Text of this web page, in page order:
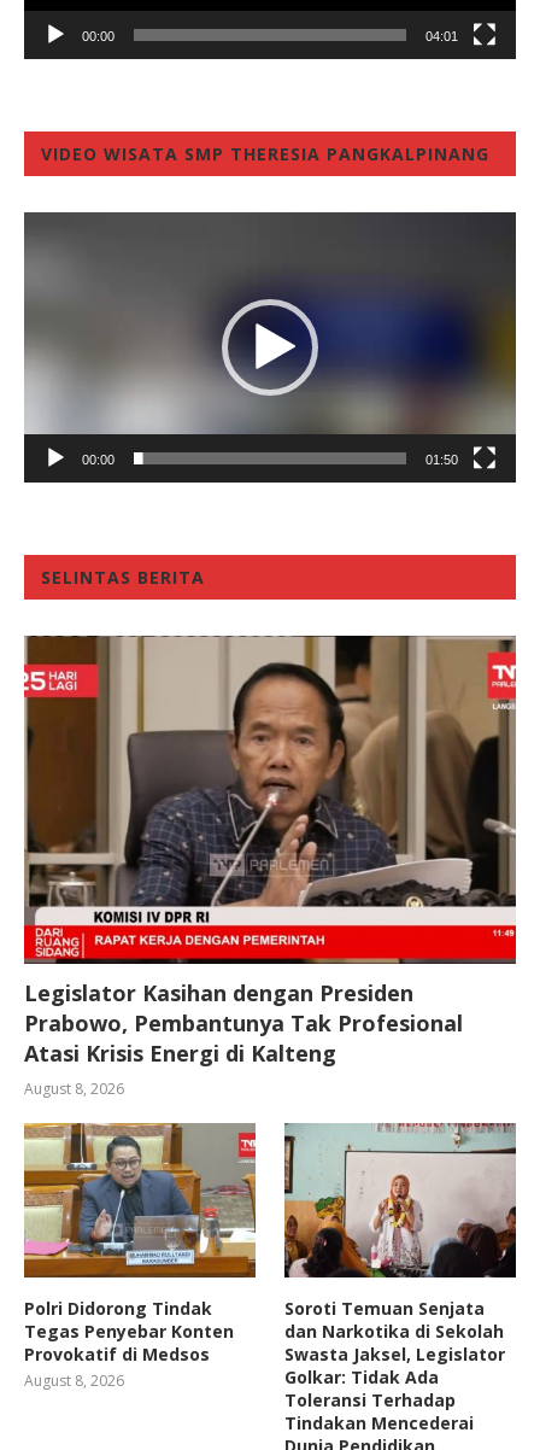
00:00 04:01
VIDEO WISATA SMP THERESIA PANGKALPINANG
00:00 01:50
SELINTAS BERITA
Legislator Kasihan dengan Presiden
Prabowo, Pembantunya Tak Profesional
Atasi Krisis Energi di Kalteng
August 8, 2026
Polri Didorong Tindak
Tegas Penyebar Konten
Provokatif di Medsos
August 8, 2026
Soroti Temuan Senjata
dan Narkotika di Sekolah
Swasta Jaksel, Legislator
Golkar: Tidak Ada
Toleransi Terhadap
Tindakan Mencederai